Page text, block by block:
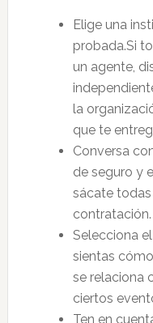
Elige una
probada.Si
un agente,
la
que te
Conversa
de seguro y
sácate
contratación.
Selecciona
sientas
se relaciona
ciertos
Ten en